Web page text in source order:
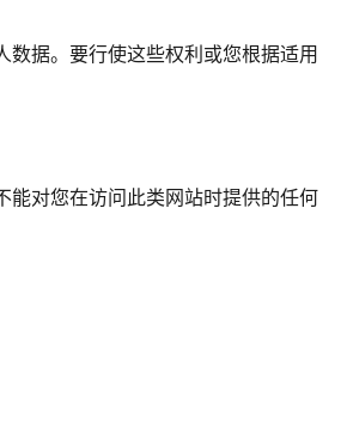
据。要行使这些权利或您根据适用
能对您在访问此类网站时提供的任何